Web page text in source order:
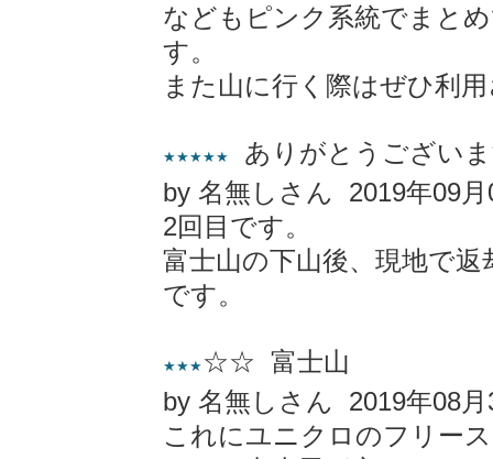
などもピンク系統でまと
す。
また山に行く際はぜひ利
★★★★★
ありがとうござい
by 名無しさん 2019年09月
2回目です。
富士山の下山後、現地で
です。
★★★ ☆☆ 富士山
by 名無しさん 2019年08月
これにユニクロのフリー